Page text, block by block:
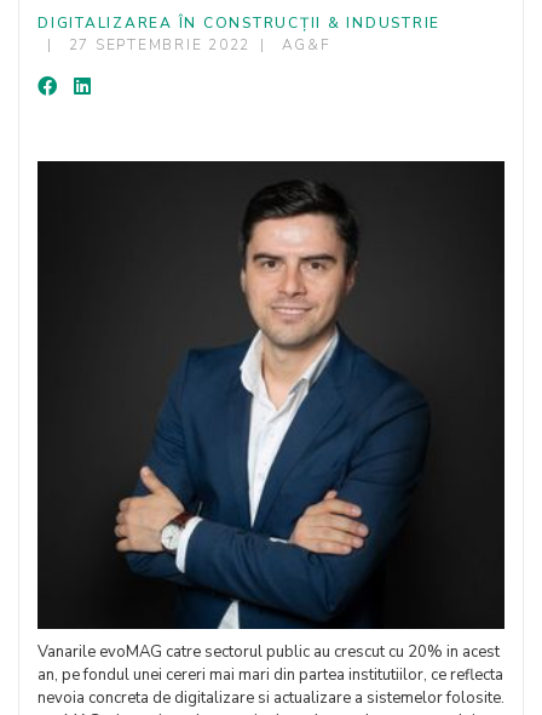
DIGITALIZAREA ÎN CONSTRUCȚII & INDUSTRIE
27 SEPTEMBRIE 2022
AG&F
Vanarile evoMAG catre sectorul public au crescut cu 20% in acest
an, pe fondul unei cereri mai mari din partea institutiilor, ce reflecta
nevoia concreta de digitalizare si actualizare a sistemelor folosite.